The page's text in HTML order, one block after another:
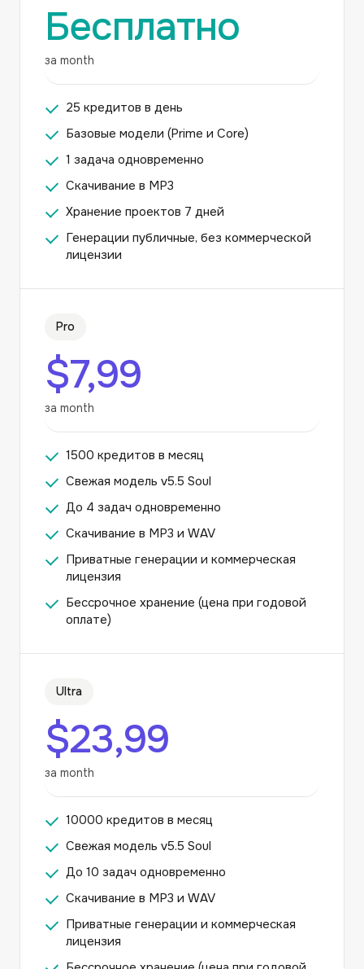
Бесплатно
за month
25 кредитов в день
Базовые модели (Prime и Core)
1 задача одновременно
Скачивание в MP3
Хранение проектов 7 дней
Генерации публичные, без коммерческой
лицензии
Pro
$7,99
за month
1500 кредитов в месяц
Свежая модель v5.5 Soul
До 4 задач одновременно
Скачивание в MP3 и WAV
Приватные генерации и коммерческая
лицензия
Бессрочное хранение (цена при годовой
оплате)
Ultra
$23,99
за month
10000 кредитов в месяц
Свежая модель v5.5 Soul
До 10 задач одновременно
Скачивание в MP3 и WAV
Приватные генерации и коммерческая
лицензия